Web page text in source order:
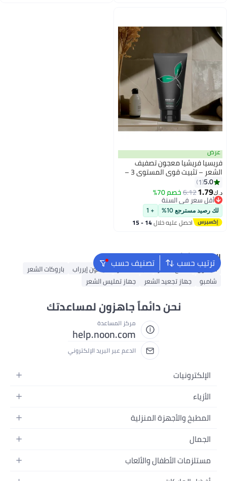
عرض
فريسيا فريشيا معجون تصفيف
الشعر – تثبيت قوي المستوى 3 –
خفيف الوزن بلمسة نهائية غير
لامعة وتحكم طويل الأمد – 100 مل
5.0
1
د.ك‏1.79
6.12خصم 70%
أقل سعر في السنة
أقل سعر في السنة
لك رصيد مسترجع 10% + 1
احصل عليه خلال 14 - 15
ترتيب حسب تصنيف حسب البحث الشائع
دايسون شمع الشعر مجفف شعر دايسون إيرراب
باروكات الشعر
شامبو
جهاز تجعيد الشعر جهاز تمليس الشعر
نحن دائماً جاهزون لمساعدتك
مركز المساعدة
help.noon.com
الدعم عبر البريد الإلكتروني
الإلكترونيات
الجوالات
اللابتوبات
الأجهزة المنزلية
التلفزيونات
الأزياء
أزياء نسائية
أزياء البنات
أزياء الأولاد
المطبخ والأجهزة المنزلية
الحمام
المطبخ والسفرة
الجمال
العطور
مستلزمات الأطفال والألعاب
الحفاضات